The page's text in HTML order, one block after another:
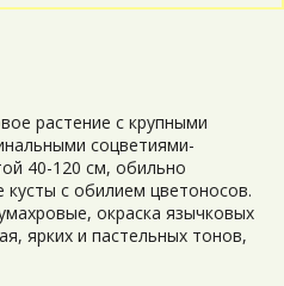
растение с крупными
соцветиями-
40-120 см, обильно
с обилием цветоносов.
окраска язычковых
ярких и пастельных тонов,